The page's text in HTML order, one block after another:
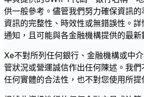
供一般參考。儘管我們努力確保資訊
資訊的完整性、時效性或無錯誤性。
通知，且可能與各金融機構提供的最新
Xe不對所列任何銀行、金融機構或中
管狀況或營運誠信作出任何陳述。我
任何實體的合法性，也不對您使用所提